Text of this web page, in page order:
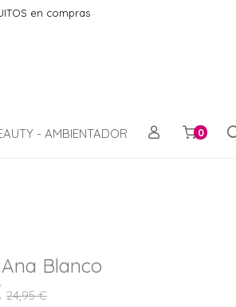
en compras
- AMBIENTADOR 0
Blanco
24,95 €